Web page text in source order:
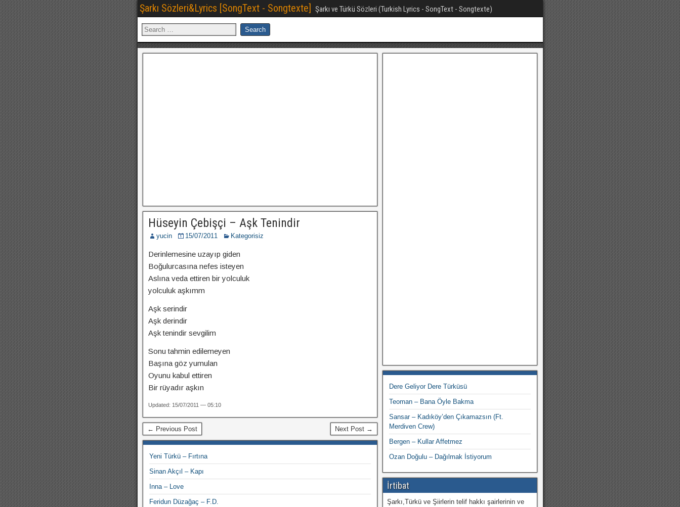
Şarkı Sözleri&Lyrics [SongText - Songtexte] Şarkı ve Türkü Sözleri (Turkish Lyrics - SongText - Songtexte)
Hüseyin Çebişçi – Aşk Tenindir
yucin 15/07/2011 Kategorisiz
Derinlemesine uzayıp giden
Boğulurcasına nefes isteyen
Aslına veda ettiren bir yolculuk
yolculuk aşkımm
Aşk serindir
Aşk derindir
Aşk tenindir sevgilim
Sonu tahmin edilemeyen
Başına göz yumulan
Oyunu kabul ettiren
Bir rüyadır aşkın
Updated: 15/07/2011 — 05:10
← Previous Post Next Post →
Yeni Türkü – Fırtına
Sinan Akçıl – Kapı
Inna – Love
Feridun Düzağaç – F.D.
Dere Geliyor Dere Türküsü
Teoman – Bana Öyle Bakma
Sansar – Kadıköy’den Çıkamazsın (Ft.
Merdiven Crew)
Bergen – Kullar Affetmez
Ozan Doğulu – Dağılmak İstiyorum
İrtibat
Şarkı,Türkü ve Şiirlerin telif hakkı şairlerinin ve